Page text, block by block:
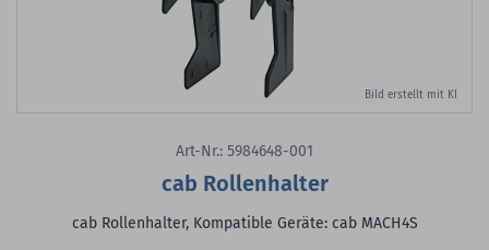
Bild erstellt mit KI
Art-Nr.: 5984648-001
cab Rollenhalter
cab Rollenhalter, Kompatible Geräte: cab MACH4S